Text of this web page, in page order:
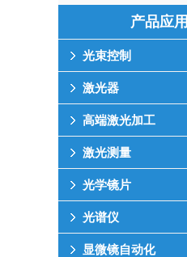
产品应用
光束控制
激光器
高端激光加工
激光测量
光学镜片
光谱仪
显微镜自动化